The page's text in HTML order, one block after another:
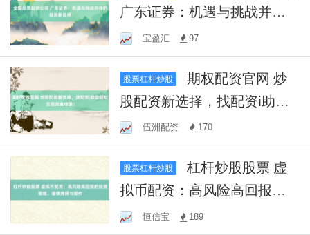
广东证券：机遇与挑战并存
的投资新选择
宝盈汇 97
股票杠杆炒股
期权配资官网 炒
股配资新选择，找配资i助您
轻松实现资金增值！
伍洲配资 170
股票杠杆炒股
杠杆炒股股票 虚
拟币配资：高风险高回报的
投资策略，谨慎选择与操作
恒信宝 189